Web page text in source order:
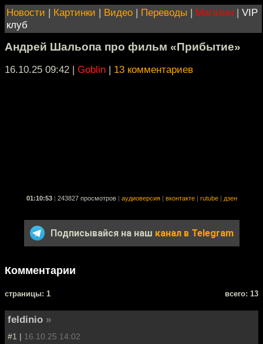
Новости | Картинки | Видео | Переводы | Магазин | VIP
клуб
Андрей Шальопа про фильм «Прибытие»
16.10.25 09:42 | Goblin | 13 комментариев
01:10:53 243827 просмотров аудиоверсия вконтакте rutube дзен
Подписывайся на наш канал в Telegram
Комментарии
cтраницы: 1 всего: 13
feldinio »
#1 | 16.10.25 14:02